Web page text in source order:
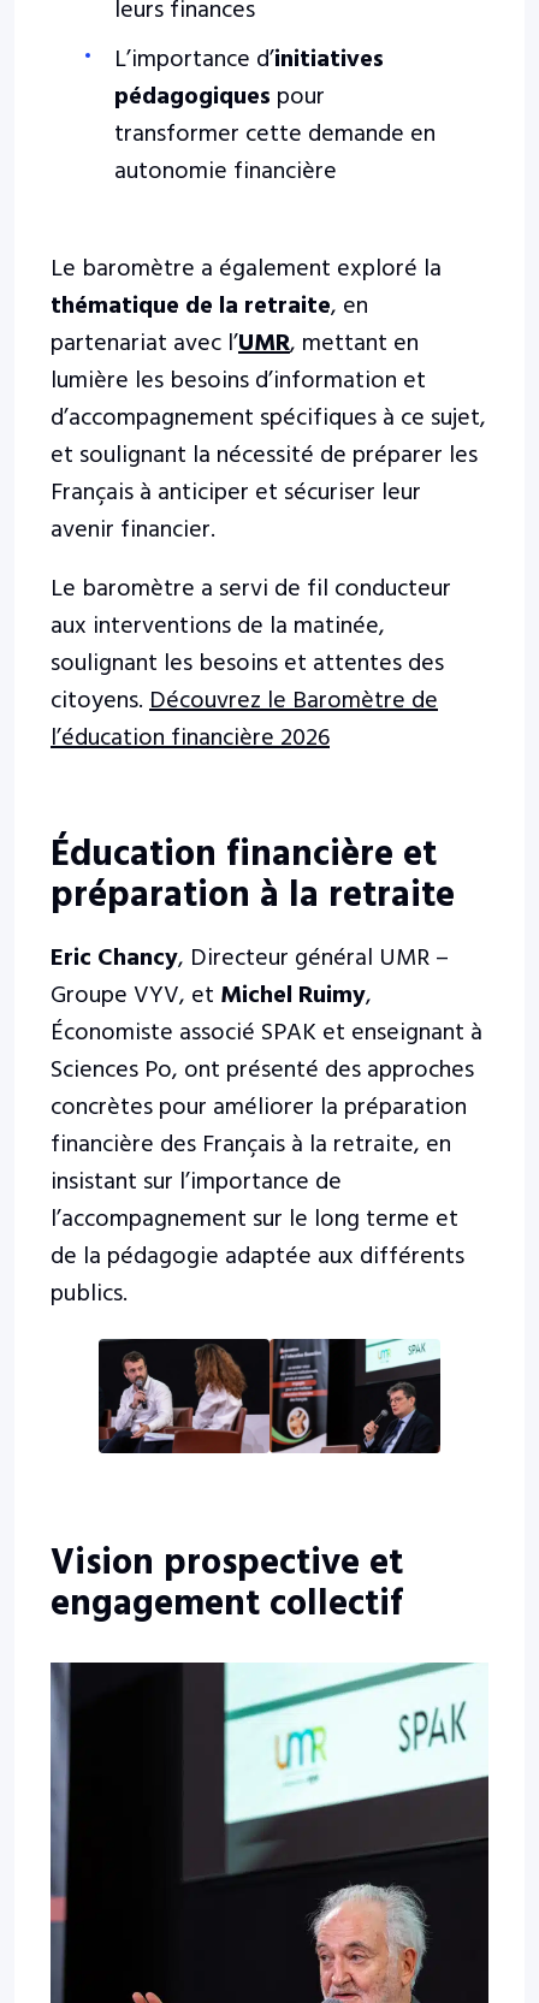
leurs finances
L’importance d’initiatives
pédagogiquespour
transformer cette demande en
autonomie financière
Le baromètre a également exploré la
thématique de la retraite, en
partenariat avec l’UMR, mettant en
lumière les besoins d’information et
d’accompagnement spécifiques à ce sujet,
et soulignant la nécessité de préparer les
Français à anticiper et sécuriser leur
avenir financier.
Le baromètre a servi de fil conducteur
aux interventions de la matinée,
soulignant les besoins et attentes des
citoyens.Découvrez le Baromètre de
l’éducation financière 2026
Éducation financière et
préparation à la retraite
Eric Chancy, Directeur général UMR –
Groupe VYV, etMichel Ruimy,
Économiste associé SPAK et enseignant à
Sciences Po, ont présenté des approches
concrètes pour améliorer la préparation
financière des Français à la retraite, en
insistant sur l’importance de
l’accompagnement sur le long terme et
de la pédagogie adaptée aux différents
publics.
Vision prospective et
engagement collectif